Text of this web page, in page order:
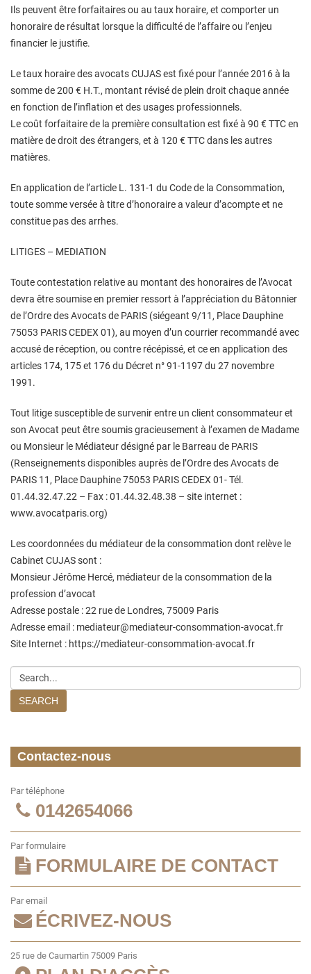
Ils peuvent être forfaitaires ou au taux horaire, et comporter un
honoraire de résultat lorsque la difficulté de l’affaire ou l’enjeu
financier le justifie.
Le taux horaire des avocats CUJAS est fixé pour l’année 2016 à la
somme de 200 € H.T., montant révisé de plein droit chaque année
en fonction de l’inflation et des usages professionnels.
Le coût forfaitaire de la première consultation est fixé à 90 € TTC en
matière de droit des étrangers, et à 120 € TTC dans les autres
matières.
En application de l’article L. 131-1 du Code de la Consommation,
toute somme versée à titre d’honoraire a valeur d’acompte et ne
constitue pas des arrhes.
LITIGES – MEDIATION
Toute contestation relative au montant des honoraires de l’Avocat
devra être soumise en premier ressort à l’appréciation du Bâtonnier
de l’Ordre des Avocats de PARIS (siégeant 9/11, Place Dauphine
75053 PARIS CEDEX 01), au moyen d’un courrier recommandé avec
accusé de réception, ou contre récépissé, et ce en application des
articles 174, 175 et 176 du Décret n° 91-1197 du 27 novembre
1991.
Tout litige susceptible de survenir entre un client consommateur et
son Avocat peut être soumis gracieusement à l’examen de Madame
ou Monsieur le Médiateur désigné par le Barreau de PARIS
(Renseignements disponibles auprès de l’Ordre des Avocats de
PARIS 11, Place Dauphine 75053 PARIS CEDEX 01- Tél.
01.44.32.47.22 – Fax : 01.44.32.48.38 – site internet :
www.avocatparis.org)
Les coordonnées du médiateur de la consommation dont relève le
Cabinet CUJAS sont :
Monsieur Jérôme Hercé, médiateur de la consommation de la
profession d’avocat
Adresse postale : 22 rue de Londres, 75009 Paris
Adresse email : mediateur@mediateur-consommation-avocat.fr
Site Internet : https://mediateur-consommation-avocat.fr
SEARCH
Contactez-nous
Par téléphone
0142654066
Par formulaire
FORMULAIRE DE CONTACT
Par email
ÉCRIVEZ-NOUS
25 rue de Caumartin 75009 Paris